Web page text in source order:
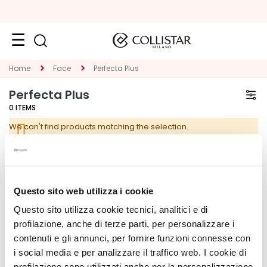
Questo sito web utilizza i cookie
Questo sito utilizza cookie tecnici, analitici e di
profilazione, anche di terze parti, per personalizzare i
contenuti e gli annunci, per fornire funzioni connesse con
i social media e per analizzare il traffico web. I cookie di
Face
C
A
T
E
G
Y
S
p
e
c
Home Face Perfecta Plus
Perfecta Plus
0 ITEMS
We can't find products matching the selection.
Contact
Accessibility Statement
Address Book
My Orders
My Wishlist
My Returns